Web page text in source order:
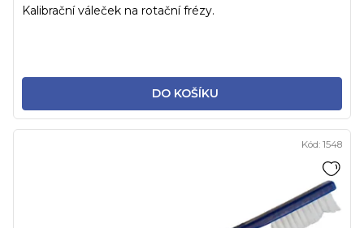
DO KOŠÍKU
Kalibrační váleček na rotační frézy.
Kód: 1548